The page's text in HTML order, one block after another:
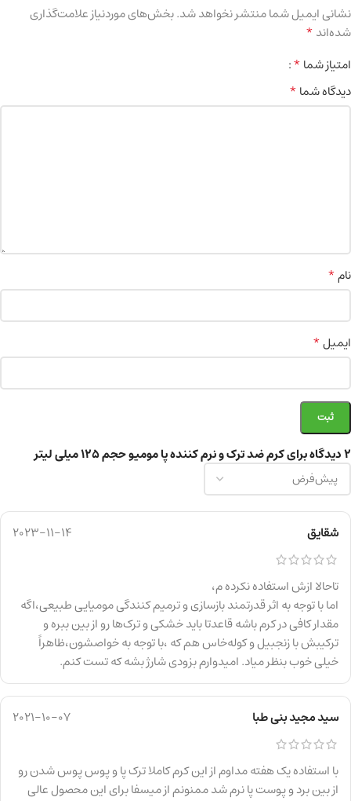
2 دیدگاه برای کرم ضد ترک و نرم کننده پا مومیو حجم ۱۲۵ میلی لیتر
شقایق 2023-11-14
تاحالا ازش استفاده نکرده م،
اما با توجه به اثر قدرتمند بازسازی و ترمیم کنندگی مومیایی طبیعی،اگه
مقدار کافی در کرم باشه قاعدتا باید خشکی و ترک‌ها رو از بین ببره و
ترکیبش با زنجبیل و کوله‌خاس هم که ،با توجه به خواصشون،ظاهراً
خیلی خوب بنظر میاد. امیدوارم بزودی شارژ بشه که تست کنم.
سید مجید بنی طبا 2021-10-07
با استفاده یک هفته مداوم از این کرم کاملا ترک پا و پوس پوس شدن رو
از بین برد و پوست پا نرم شد ممنونم از میسفا برای این محصول عالی
نشانی ایمیل شما منتشر نخواهد شد.بخش‌های موردنیاز علامت‌گذاری
شده‌اند*
امتیاز شما*
دیدگاه شما*
نام*
ایمیل*